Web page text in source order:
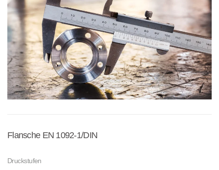
Flansche EN 1092-1/DIN
Druckstufen